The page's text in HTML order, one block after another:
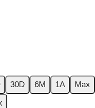
30D 6M 1A
Max